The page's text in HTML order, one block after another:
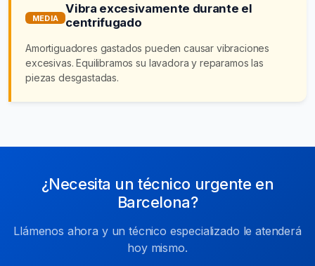
MEDIA
Vibra excesivamente durante el
centrifugado
Amortiguadores gastados pueden causar vibraciones
excesivas. Equilibramos su lavadora y reparamos las
piezas desgastadas.
¿Necesita un técnico urgente en
Barcelona?
Llámenos ahora y un técnico especializado le atenderá
hoy mismo.